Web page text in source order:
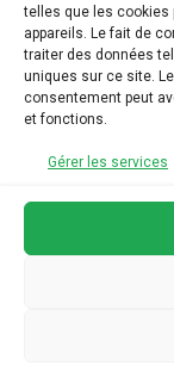
telles que les cookies
appareils. Le fait de
traiter des données
uniques sur ce site.
consentement peut
et fonctions.
Gérer les services
ARCHIVES
AGENDA